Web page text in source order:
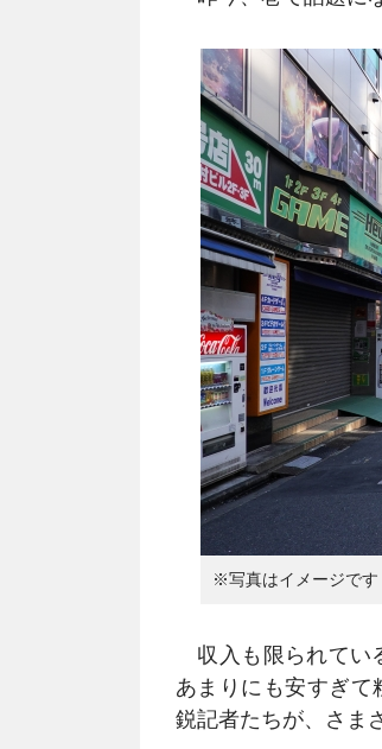
※写真はイメージです
収入も限られてい
あまりにも安すぎ
鋭記者たちが、さま